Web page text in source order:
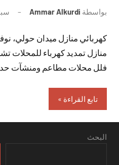
بواسطة Ammar Alkurdi
كهربائي منازل ميدان حولي،
منازل تمديد كهرباء
فلل محلات مطاعم ومنشآت
تابع القراءة
البحث